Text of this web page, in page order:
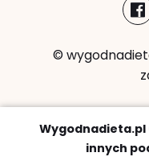
©
Wygodnadieta.pl
innych